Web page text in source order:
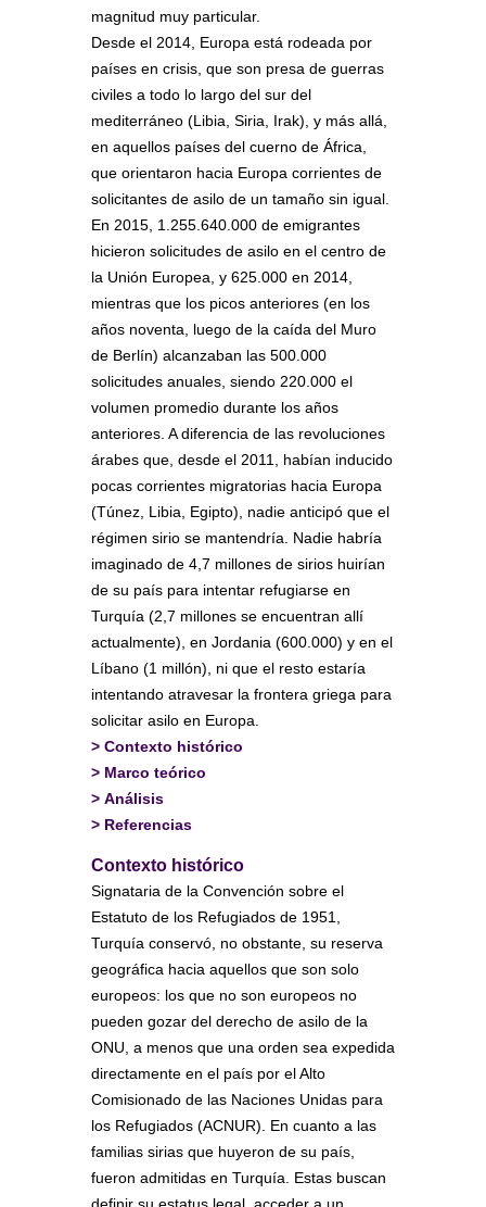
magnitud muy particular.
Desde el 2014, Europa está rodeada por
países en crisis, que son presa de guerras
civiles a todo lo largo del sur del
mediterráneo (Libia, Siria, Irak), y más allá,
en aquellos países del cuerno de África,
que orientaron hacia Europa corrientes de
solicitantes de asilo de un tamaño sin igual.
En 2015, 1.255.640.000 de emigrantes
hicieron solicitudes de asilo en el centro de
la Unión Europea, y 625.000 en 2014,
mientras que los picos anteriores (en los
años noventa, luego de la caída del Muro
de Berlín) alcanzaban las 500.000
solicitudes anuales, siendo 220.000 el
volumen promedio durante los años
anteriores. A diferencia de las revoluciones
árabes que, desde el 2011, habían inducido
pocas corrientes migratorias hacia Europa
(Túnez, Libia, Egipto), nadie anticipó que el
régimen sirio se mantendría. Nadie habría
imaginado de 4,7 millones de sirios huirían
de su país para intentar refugiarse en
Turquía (2,7 millones se encuentran allí
actualmente), en Jordania (600.000) y en el
Líbano (1 millón), ni que el resto estaría
intentando atravesar la frontera griega para
solicitar asilo en Europa.
> Contexto histórico
> Marco teórico
> Análisis
> Referencias
Contexto histórico
Signataria de la Convención sobre el
Estatuto de los Refugiados de 1951,
Turquía conservó, no obstante, su reserva
geográfica hacia aquellos que son solo
europeos: los que no son europeos no
pueden gozar del derecho de asilo de la
ONU, a menos que una orden sea expedida
directamente en el país por el Alto
Comisionado de las Naciones Unidas para
los Refugiados (ACNUR). En cuanto a las
familias sirias que huyeron de su país,
fueron admitidas en Turquía. Estas buscan